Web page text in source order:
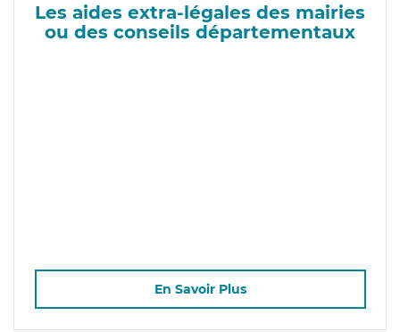
Les aides extra-légales des mairies
ou des conseils départementaux
En Savoir Plus